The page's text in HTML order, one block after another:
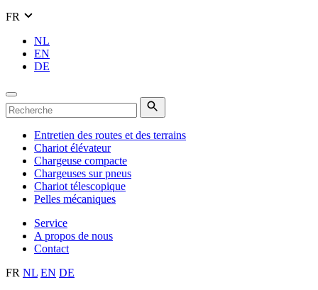
FR
NL
EN
DE
Entretien des routes et des terrains
Chariot élévateur
Chargeuse compacte
Chargeuses sur pneus
Chariot télescopique
Pelles mécaniques
Service
A propos de nous
Contact
FR NL EN DE